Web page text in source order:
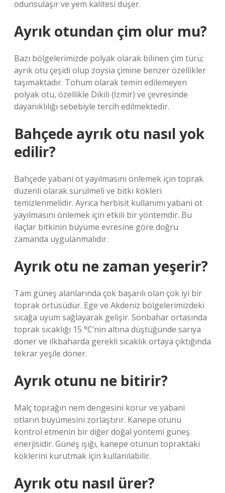
odunsulaşır ve yem kalitesi düşer.
Ayrık otundan çim olur mu?
Bazı bölgelerimizde polyak olarak bilinen çim türü;
ayrık otu çeşidi olup zoysia çimine benzer özellikler
taşımaktadır. Tohum olarak temin edilemeyen
polyak otu, özellikle Dikili (İzmir) ve çevresinde
dayanıklılığı sebebiyle tercih edilmektedir.
Bahçede ayrık otu nasıl yok
edilir?
Bahçede yabani ot yayılmasını önlemek için toprak
düzenli olarak sürülmeli ve bitki kökleri
temizlenmelidir. Ayrıca herbisit kullanımı yabani ot
yayılmasını önlemek için etkili bir yöntemdir. Bu
ilaçlar bitkinin büyüme evresine göre doğru
zamanda uygulanmalıdır.
Ayrık otu ne zaman yeşerir?
Tam güneş alanlarında çok başarılı olan çok iyi bir
toprak örtüsüdür. Ege ve Akdeniz bölgelerimizdeki
sıcağa uyum sağlayarak gelişir. Sonbahar ortasında
toprak sıcaklığı 15 °C’nin altına düştüğünde sarıya
döner ve ilkbaharda gerekli sıcaklık ortaya çıktığında
tekrar yeşile döner.
Ayrık otunu ne bitirir?
Malç toprağın nem dengesini korur ve yabani
otların büyümesini zorlaştırır. Kanepe otunu
kontrol etmenin bir diğer doğal yöntemi güneş
enerjisidir. Güneş ışığı, kanepe otunun topraktaki
köklerini kurutmak için kullanılabilir.
Ayrık otu nasıl ürer?